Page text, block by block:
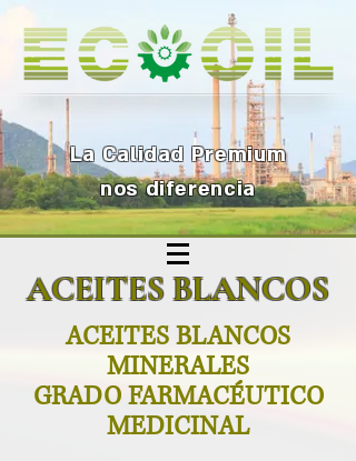
La Calidad Premium
nos diferencia
ACEITES BLANCOS
ACEITES BLANCOS
MINERALES
GRADO FARMACÉUTICO
MEDICINAL